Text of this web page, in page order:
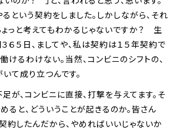
という契約をしました。しかしながら、それ
ょっと考えてもわかるじゃないですか？ 生
６５日、ましてや、私は契約は１５年契約で
けるわけない。当然、コンビニのシフトの、
て成り立つんです。
が、コンビニに直接、打撃を与えてます。そ
ると、どういうことが起きるのか。皆さん
約したんだから、やめればいいじゃないか